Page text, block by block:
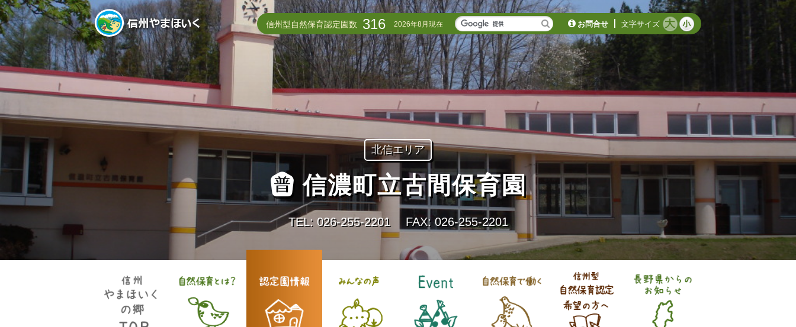
信州型自然保育認定園数 316 2026年8月現在 お問合せ 文字サイズ
北信エリア
信濃町立古間保育園
TEL: 026-255-2201 FAX: 026-255-2201